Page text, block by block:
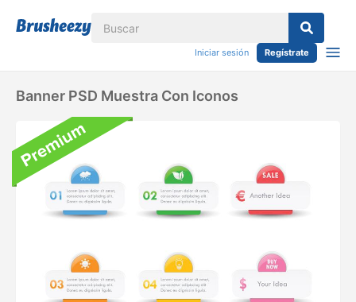
Iniciar sesión Regístrate
Banner PSD Muestra Con Iconos